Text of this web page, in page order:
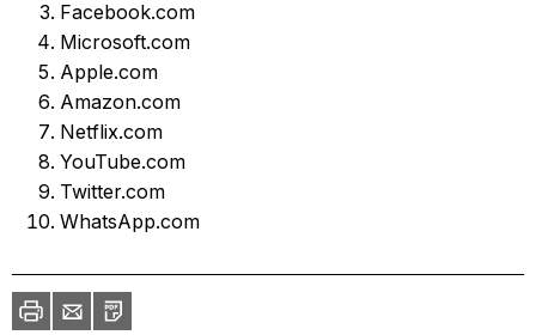
Facebook.com
Microsoft.com
Apple.com
Amazon.com
Netflix.com
YouTube.com
Twitter.com
WhatsApp.com
ImprimirEnviaPDF